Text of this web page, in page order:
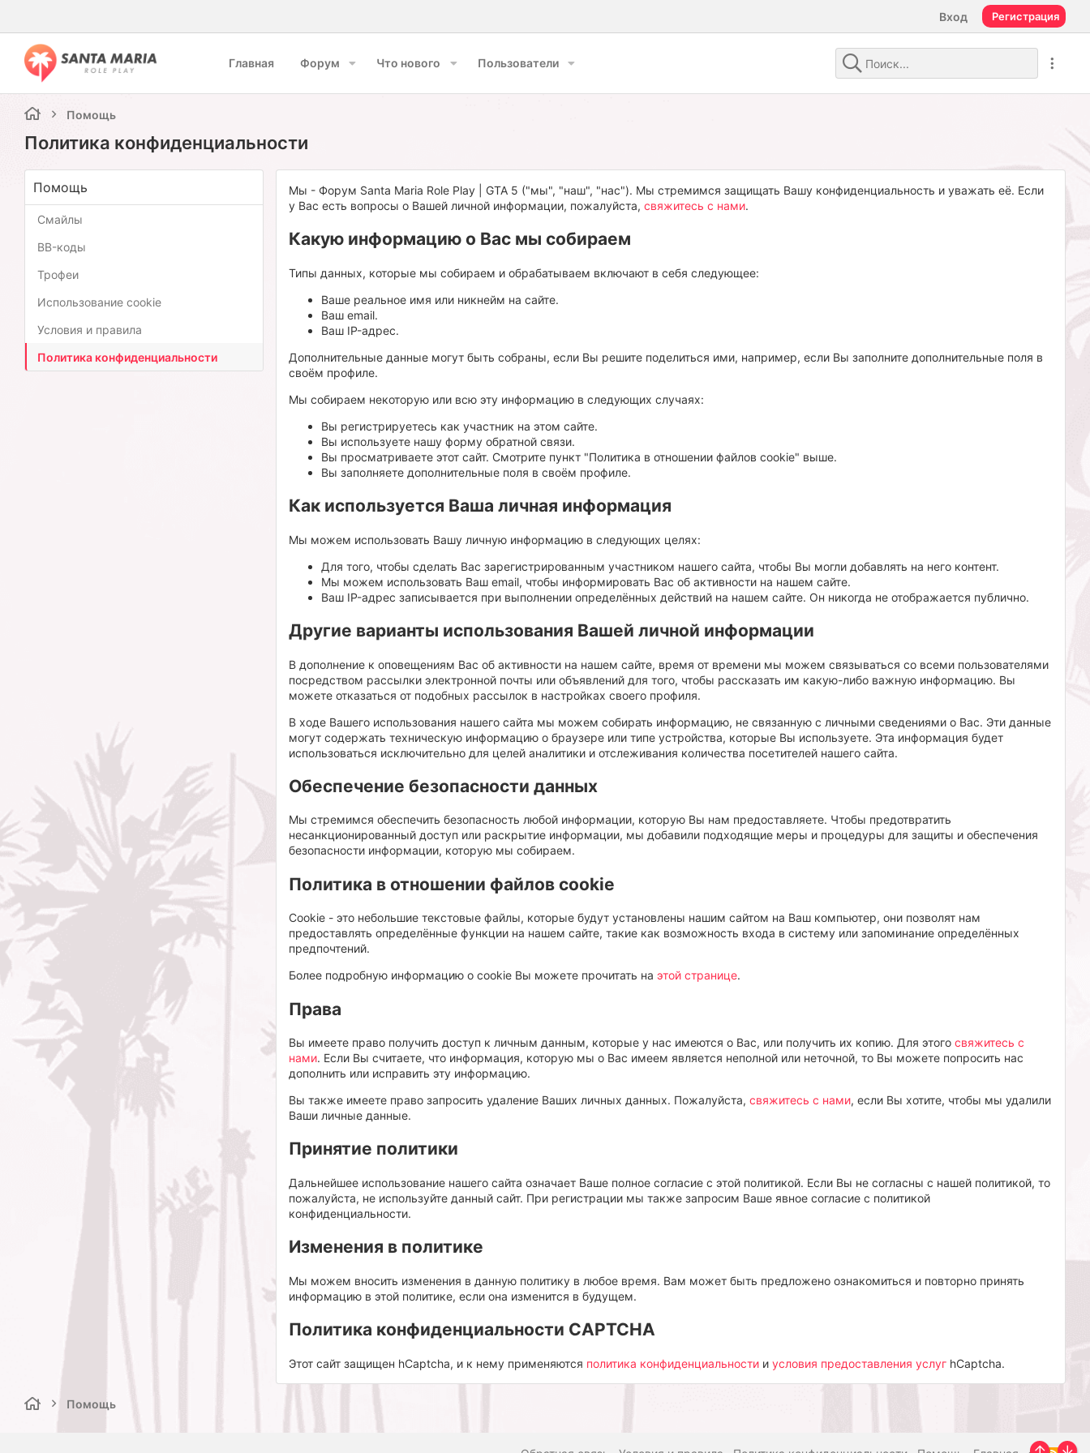
Вход Регистрация
Главная Форум Что нового Пользователи
Помощь
Политика конфиденциальности
Помощь
Смайлы
BB-коды
Трофеи
Использование cookie
Условия и правила
Политика конфиденциальности
Мы - Форум Santa Maria Role Play | GTA 5 ("мы", "наш", "нас"). Мы стремимся защищать Вашу конфиденциальность и уважать её. Если
у Вас есть вопросы о Вашей личной информации, пожалуйста, свяжитесь с нами.
Какую информацию о Вас мы собираем
Типы данных, которые мы собираем и обрабатываем включают в себя следующее:
Ваше реальное имя или никнейм на сайте.
Ваш email.
Ваш IP-адрес.
Дополнительные данные могут быть собраны, если Вы решите поделиться ими, например, если Вы заполните дополнительные поля в
своём профиле.
Мы собираем некоторую или всю эту информацию в следующих случаях:
Вы регистрируетесь как участник на этом сайте.
Вы используете нашу форму обратной связи.
Вы просматриваете этот сайт. Смотрите пункт "Политика в отношении файлов cookie" выше.
Вы заполняете дополнительные поля в своём профиле.
Как используется Ваша личная информация
Мы можем использовать Вашу личную информацию в следующих целях:
Для того, чтобы сделать Вас зарегистрированным участником нашего сайта, чтобы Вы могли добавлять на него контент.
Мы можем использовать Ваш email, чтобы информировать Вас об активности на нашем сайте.
Ваш IP-адрес записывается при выполнении определённых действий на нашем сайте. Он никогда не отображается публично.
Другие варианты использования Вашей личной информации
В дополнение к оповещениям Вас об активности на нашем сайте, время от времени мы можем связываться со всеми пользователями
посредством рассылки электронной почты или объявлений для того, чтобы рассказать им какую-либо важную информацию. Вы
можете отказаться от подобных рассылок в настройках своего профиля.
В ходе Вашего использования нашего сайта мы можем собирать информацию, не связанную с личными сведениями о Вас. Эти данные
могут содержать техническую информацию о браузере или типе устройства, которые Вы используете. Эта информация будет
использоваться исключительно для целей аналитики и отслеживания количества посетителей нашего сайта.
Обеспечение безопасности данных
Мы стремимся обеспечить безопасность любой информации, которую Вы нам предоставляете. Чтобы предотвратить
несанкционированный доступ или раскрытие информации, мы добавили подходящие меры и процедуры для защиты и обеспечения
безопасности информации, которую мы собираем.
Политика в отношении файлов cookie
Cookie - это небольшие текстовые файлы, которые будут установлены нашим сайтом на Ваш компьютер, они позволят нам
предоставлять определённые функции на нашем сайте, такие как возможность входа в систему или запоминание определённых
предпочтений.
Более подробную информацию о cookie Вы можете прочитать на этой странице.
Права
Вы имеете право получить доступ к личным данным, которые у нас имеются о Вас, или получить их копию. Для этого свяжитесь с
нами. Если Вы считаете, что информация, которую мы о Вас имеем является неполной или неточной, то Вы можете попросить нас
дополнить или исправить эту информацию.
Вы также имеете право запросить удаление Ваших личных данных. Пожалуйста, свяжитесь с нами, если Вы хотите, чтобы мы удалили
Ваши личные данные.
Принятие политики
Дальнейшее использование нашего сайта означает Ваше полное согласие с этой политикой. Если Вы не согласны с нашей политикой, то
пожалуйста, не используйте данный сайт. При регистрации мы также запросим Ваше явное согласие с политикой
конфиденциальности.
Изменения в политике
Мы можем вносить изменения в данную политику в любое время. Вам может быть предложено ознакомиться и повторно принять
информацию в этой политике, если она изменится в будущем.
Политика конфиденциальности CAPTCHA
Этот сайт защищен hCaptcha, и к нему применяются политика конфиденциальности и условия предоставления услуг hCaptcha.
Помощь